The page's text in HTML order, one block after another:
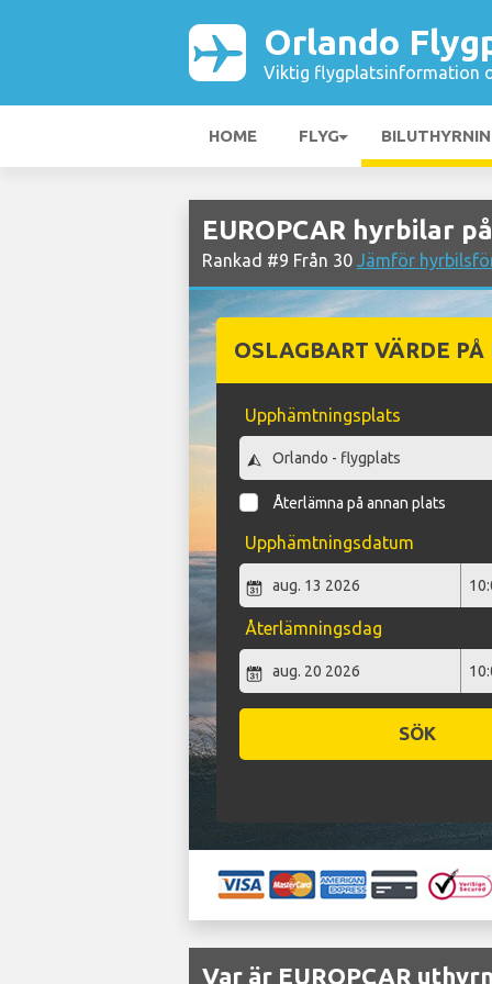
Orlando
Viktig flygplatsinformation
HOME FLYG
EUROPCAR hyrbilar
Rankad #9 Från 30 Jämför
OSLAGBART VÄRDE
Upphämtningsplats
Återlämna på annan plats
Upphämtningsdatum
Återlämningsdag
SÖK
Var är EUROPCAR